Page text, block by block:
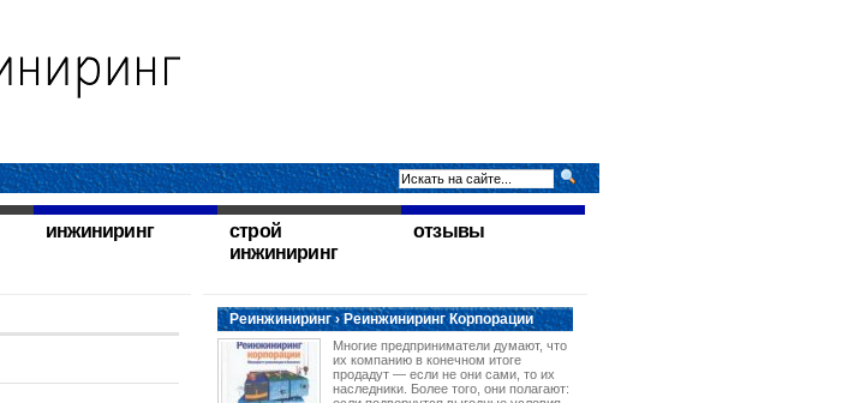
инжиниринг
строй
инжиниринг
отзывы
Реинжиниринг › Реинжиниринг Корпорации
Многие предприниматели думают, что
их компанию в конечном итоге
продадут — если не они сами, то их
наследники. Более того, они полагают: